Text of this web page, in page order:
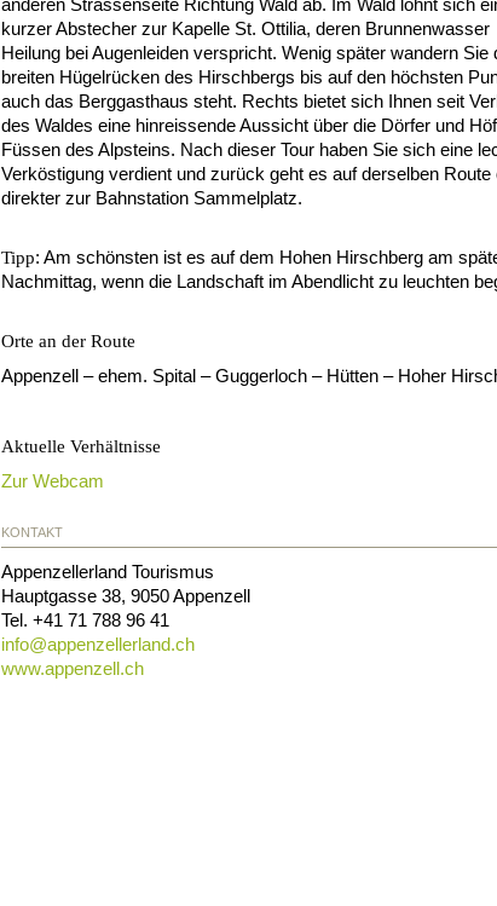
anderen Strassenseite Richtung Wald ab. Im Wald lohnt sich
kurzer Abstecher zur Kapelle St. Ottilia, deren Brunnenwasser
Heilung bei Augenleiden verspricht. Wenig später wandern Sie
breiten Hügelrücken des Hirschbergs bis auf den höchsten
auch das Berggasthaus steht. Rechts bietet sich Ihnen seit
des Waldes eine hinreissende Aussicht über die Dörfer und
Füssen des Alpsteins. Nach dieser Tour haben Sie sich eine
Verköstigung verdient und zurück geht es auf derselben Route
direkter zur Bahnstation Sammelplatz.
Tipp: Am schönsten ist es auf dem Hohen Hirschberg am
Nachmittag, wenn die Landschaft im Abendlicht zu leuchten
Orte an der Route
Appenzell – ehem. Spital – Guggerloch – Hütten – Hoher
Aktuelle Verhältnisse
Zur Webcam
KONTAKT
Appenzellerland Tourismus
Hauptgasse 38, 9050Appenzell
Tel. +41 71 788 96 41
info@appenzellerland.ch
www.appenzell.ch